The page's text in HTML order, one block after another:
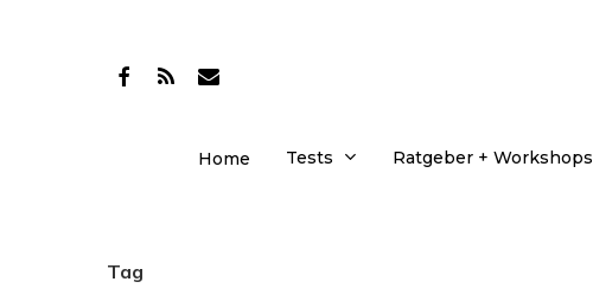
facebook
RSS email
Home Tests Ratgeber + Workshops
Tag